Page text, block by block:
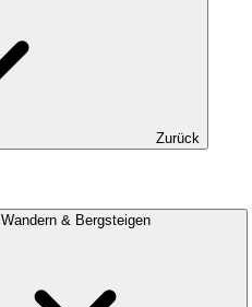
Zurück
Wandern & Bergsteigen